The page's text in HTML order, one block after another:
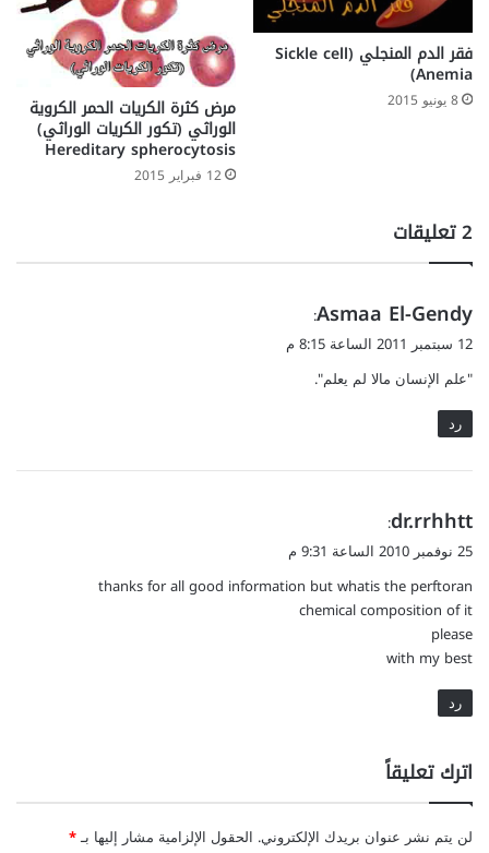
فقر الدم المنجلي (Sickle cell
Anemia)
8 يونيو 2015 مرض كثرة الكريات الحمر الكروية
الوراثي (تكور الكريات الوراثي)
Hereditary spherocytosis
12 فبراير 2015
‫2 تعليقات
ي
ق
ل
Asmaa El-Gendy
:
12 سبتمبر 2011 الساعة 8:15 م
"علم الإنسان مالا لم يعلم".
رد
ي
ق
ل
dr.rrhhtt
:
25 نوفمبر 2010 الساعة 9:31 م
thanks for all good information but whatis the perftoran
chemical composition of it
please
with my best
رد
اترك تعليقاً
لن يتم نشر عنوان بريدك الإلكتروني. الحقول الإلزامية مشار إليها بـ*